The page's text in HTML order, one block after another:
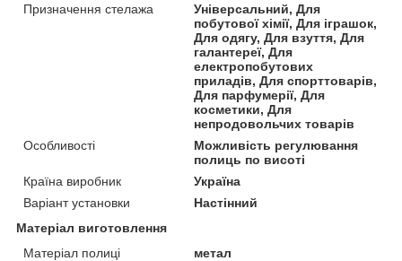
Призначення стелажа
Універсальний, Для
побутової хімії, Для іграшок,
Для одягу, Для взуття, Для
галантереї, Для
електропобутових
приладів, Для спорттоварів,
Для парфумерії, Для
косметики, Для
непродовольчих товарів
Особливості
Можливість регулювання
полиць по висоті
Країна виробник
Україна
Варіант установки
Настінний
Матеріал виготовлення
Матеріал полиці
метал